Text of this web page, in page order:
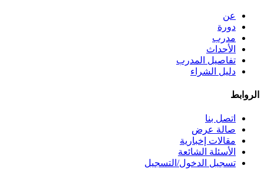
عن
دورة
مدرب
الأحداث
تفاصيل المدرب
دليل الشراء
الروابط
اتصل بنا
صالة عرض
مقالات إخبارية
الأسئلة الشائعة
تسجيل الدخول/التسجيل